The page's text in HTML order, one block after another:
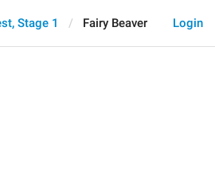
Login
Stage 1 Fairy Beaver